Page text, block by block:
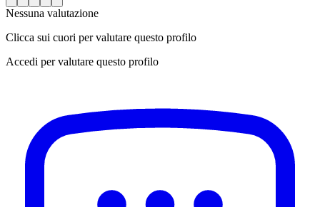
Nessuna valutazione
Clicca sui cuori per valutare questo profilo
Accedi per valutare questo profilo